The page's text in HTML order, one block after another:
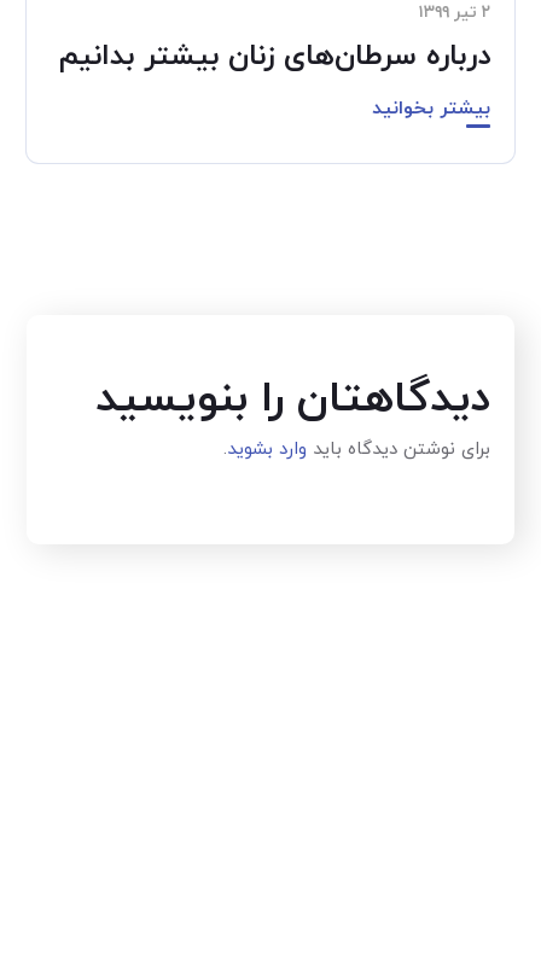
۲ تیر ۱۳۹۹
درباره سرطان‌های زنان بیشتر بدانیم
بیشتر بخوانید
دیدگاهتان را بنویسید
برای نوشتن دیدگاه باید وارد بشوید.